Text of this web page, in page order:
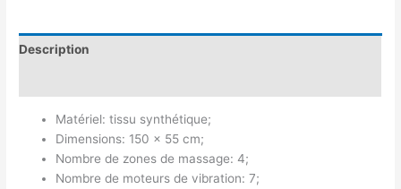
Description
Matériel: tissu synthétique;
Dimensions: 150 x 55 cm;
Nombre de zones de massage: 4;
Nombre de moteurs de vibration: 7;